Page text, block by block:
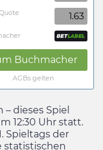
1.63
Buchmacher
AGBs gelten
dieses Spiel
12:30 Uhr statt.
Spieltags der
statistischen